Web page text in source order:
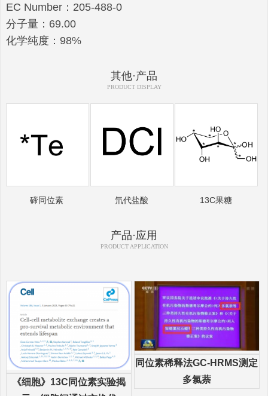
EC Number：205-488-0
分子量：69.00
化学纯度：98%
其他·产品
PRODUCT DISPLAY
碲同位素 氘代盐酸 13C果糖
产品·应用
PRODUCT APPLICATION
《细胞》13C同位素实验揭
同位素稀释法GC-HRMS测定
多氯萘